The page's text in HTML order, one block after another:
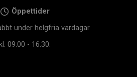
Öppettider
under helgfria vardagar
kl. 09.00 - 16.30.